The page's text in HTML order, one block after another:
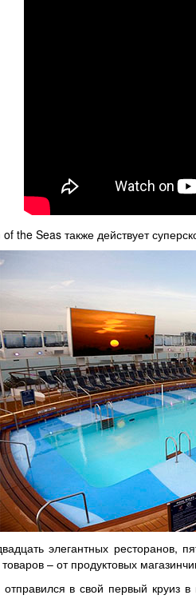
the Seas также действует
элегантных ресторанов,
– от продуктовых
в свой первый круиз